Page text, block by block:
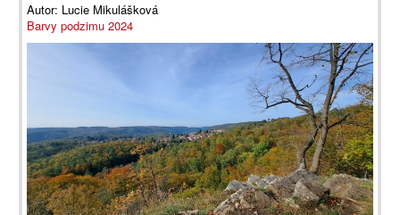
Autor: Lucie Mikulášková
Barvy podzimu 2024